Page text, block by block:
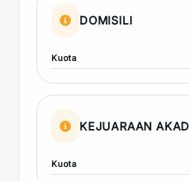
DOMISILI
Kuota
KEJUARAAN
Kuota